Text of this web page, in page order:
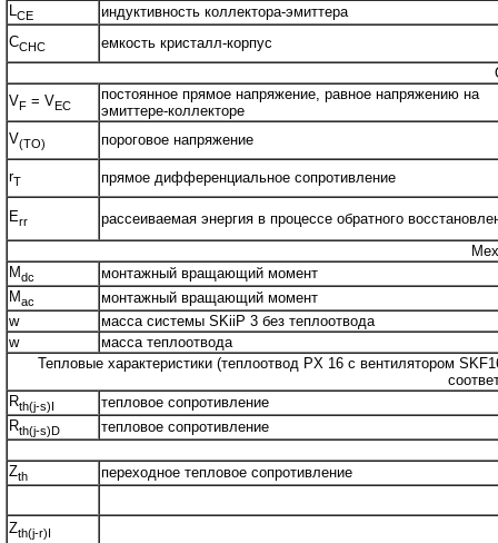
LCE
индуктивность коллектора-эмиттера
CCHC
емкость кристалл-корпус
VF = VEC
постоянное прямое напряжение, равное напряжению на
эмиттере-коллекторе
V(TO) пороговое напряжение
rT прямое дифференциальное сопротивление
Err
рассеиваемая энергия в процессе обратного
Mdc
монтажный вращающий момент
Mac
монтажный вращающий момент
w
масса системы SKiiP 3 без теплоотвода
w
масса теплоотвода
Тепловые характеристики (теплоотвод PX 16 с вентилятором
Rth(j-s)I
тепловое сопротивление
Rth(j-s)D тепловое сопротивление
Zth переходное тепловое сопротивление
Zth(j-r)I